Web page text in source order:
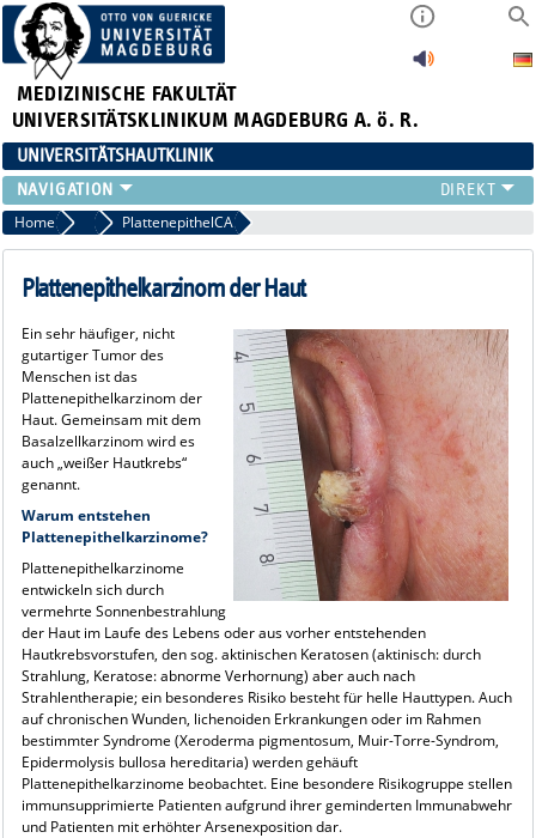
MEDIZINISCHE FAKULTÄT
UNIVERSITÄTSKLINIKUM MAGDEBURG A. ö. R.
UNIVERSITÄTSHAUTKLINIK
FÜR PATIENTEN
ÜBER UNS
FÜR ÄRZTE
LEHRE & FORSCHUNG
Home Weisser Hautkrebs
PlattenepithelCA
Plattenepithelkarzinom der Haut
Ein sehr häufiger, nicht
gutartiger Tumor des
Menschen ist das
Plattenepithelkarzinom der
Haut. Gemeinsam mit dem
Basalzellkarzinom wird es
auch „weißer Hautkrebs“
genannt.
Warum entstehen
Plattenepithelkarzinome?
Plattenepithelkarzinome
entwickeln sich durch
vermehrte Sonnenbestrahlung
der Haut im Laufe des Lebens oder aus vorher entstehenden
Hautkrebsvorstufen, den sog. aktinischen Keratosen (aktinisch: durch
Strahlung, Keratose: abnorme Verhornung) aber auch nach
Strahlentherapie; ein besonderes Risiko besteht für helle Hauttypen. Auch
auf chronischen Wunden, lichenoiden Erkrankungen oder im Rahmen
bestimmter Syndrome (Xeroderma pigmentosum, Muir-Torre-Syndrom,
Epidermolysis bullosa hereditaria) werden gehäuft
Plattenepithelkarzinome beobachtet. Eine besondere Risikogruppe stellen
immunsupprimierte Patienten aufgrund ihrer geminderten Immunabwehr
und Patienten mit erhöhter Arsenexposition dar.